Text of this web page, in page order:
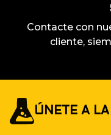
Contacte con
cliente,
ÚNETE A